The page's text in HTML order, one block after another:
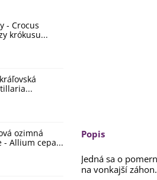
- Crocus
krókusu...
ozimná
- Allium cepa...
Ľalia
cibuľoviny -
Popis
Jedná sa o
na vonkajší záhon.